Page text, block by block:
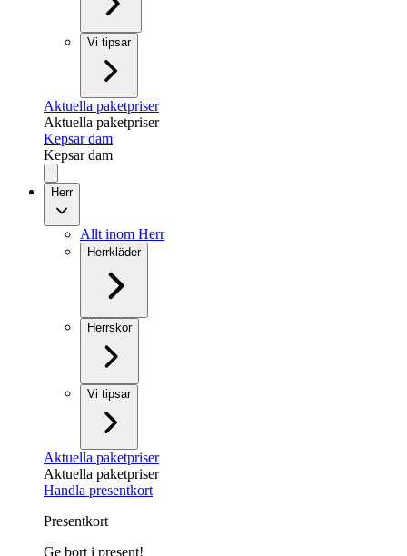
Vi tipsar
Aktuella paketpriser
Aktuella paketpriser
Kepsar dam
Kepsar dam
Herr
Allt inom Herr
Herrkläder
Herrskor
Vi tipsar
Aktuella paketpriser
Aktuella paketpriser
Handla presentkort
Presentkort
Ge bort i present!